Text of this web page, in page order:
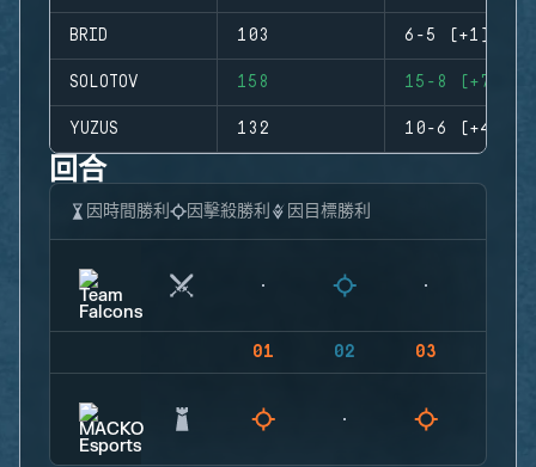
BRID 103 6-5 (+1)
SOLOTOV 158 15-8 (+7)
YUZUS 132 10-6 (+4)
回合
因時間勝利 因擊殺勝利 因目標勝利
01 02 03